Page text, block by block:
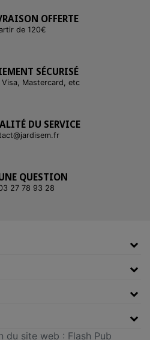
OFFERTE
de 120€
SÉCURISÉ
Visa, Mastercard, etc
DU SERVICE
QUESTION
27 78 93 28
du site web : Flash Pub